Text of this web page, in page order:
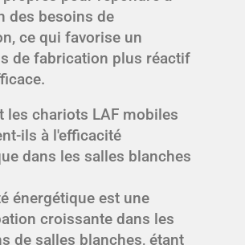
des besoins de
ce qui favorise un
de fabrication plus réactif
les chariots LAF mobiles
ils à l'efficacité
dans les salles blanches
énergétique est une
croissante dans les
de salles blanches, étant